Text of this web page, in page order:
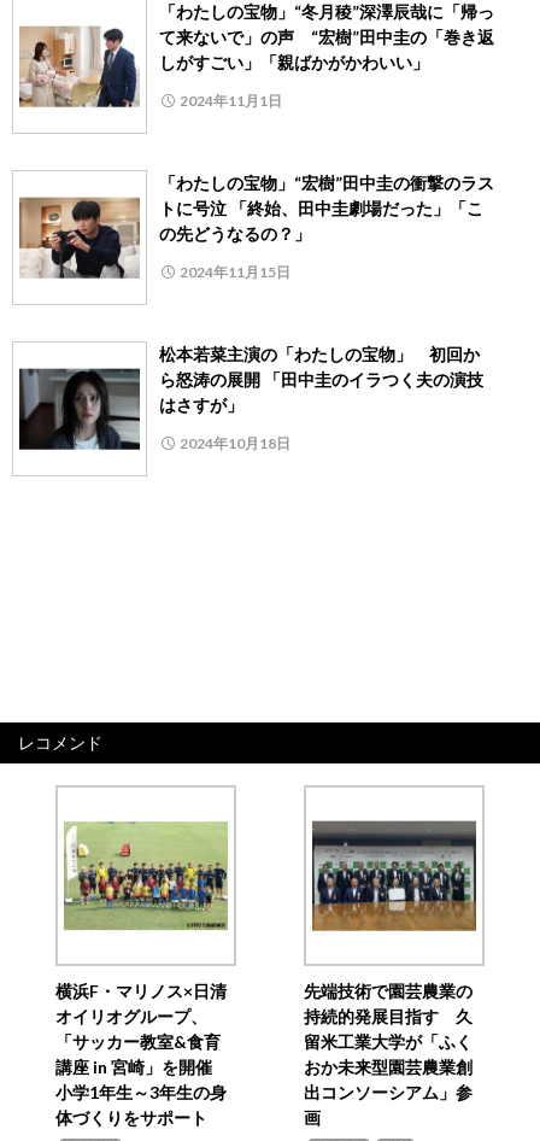
「わたしの宝物」“冬月稜”深澤辰哉に「帰っ
て来ないで」の声 “宏樹”田中圭の「巻き返
しがすごい」「親ばかがかわいい」
2024年11月1日
「わたしの宝物」“宏樹”田中圭の衝撃のラス
トに号泣 「終始、田中圭劇場だった」「こ
の先どうなるの？」
2024年11月15日
松本若菜主演の「わたしの宝物」 初回か
ら怒涛の展開 「田中圭のイラつく夫の演技
はさすが」
2024年10月18日
レコメンド
横浜F・マリノス×日清
オイリオグループ、
「サッカー教室&食育
講座 in 宮崎」を開催
小学1年生～3年生の身
体づくりをサポート
先端技術で園芸農業の
持続的発展目指す 久
留米工業大学が「ふく
おか未来型園芸農業創
出コンソーシアム」参
画